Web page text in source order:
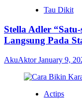
Tau Dikit
Stella Adler
Langsung Pada
AkuAktorJanuary 9,
Actips